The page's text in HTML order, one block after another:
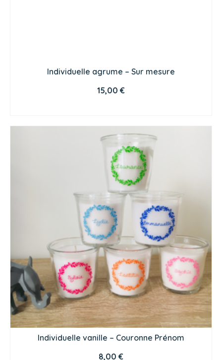
Individuelle agrume – Sur mesure
15,00 €
Individuelle vanille – Couronne Prénom
8,00 €